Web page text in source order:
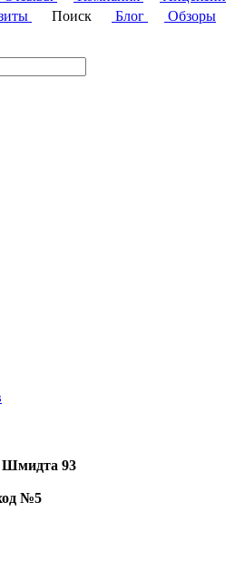
Поиск Блог
Обзоры
Шмидта 93
№5